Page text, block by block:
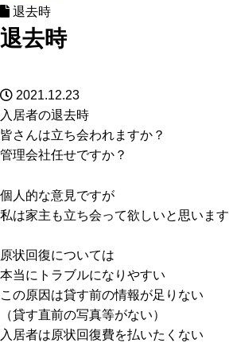
退去時
退去時
2021.12.23
入居者の退去時
皆さんは立ち会われますか？
管理会社任せですか？
個人的な意見ですが
私は家主も立ち会って欲しいと思います
原状回復については
本当にトラブルになりやすい
この原因は貸す前の情報が足りない
（貸す直前の写真等がない）
入居者は原状回復費を払いたくない